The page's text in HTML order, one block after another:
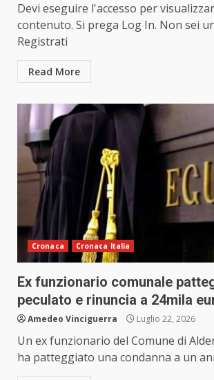
Devi eseguire l'accesso per
contenuto. Si prega Log In. Non sei
Registrati
Read More
Cronaca Cronaca Italia
Ex funzionario comunale
peculato e rinuncia a 24mila
Amedeo Vinciguerra Luglio 22, 2026
Un ex funzionario del Comune di
ha patteggiato una condanna a un